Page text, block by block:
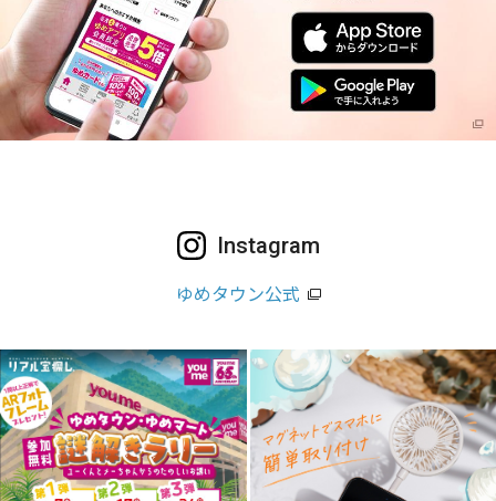
Instagram
ゆめタウン公式